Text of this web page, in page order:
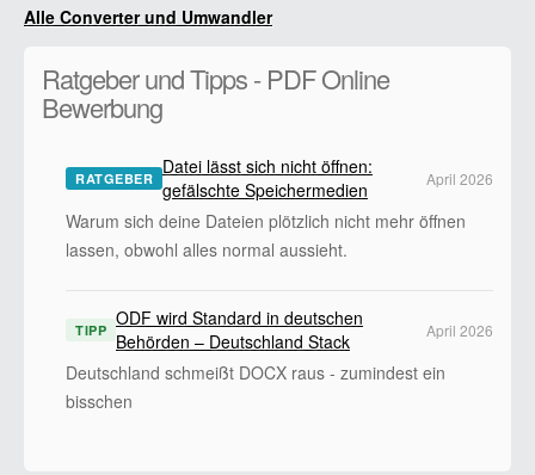
Alle Converter und Umwandler
Ratgeber und Tipps - PDF Online
Bewerbung
RATGEBER Datei lässt sich nicht öffnen:
gefälschte Speichermedien
April 2026
Warum sich deine Dateien plötzlich nicht mehr öffnen
lassen, obwohl alles normal aussieht.
TIPP ODF wird Standard in deutschen
Behörden – Deutschland Stack
April 2026
Deutschland schmeißt DOCX raus - zumindest ein
bisschen